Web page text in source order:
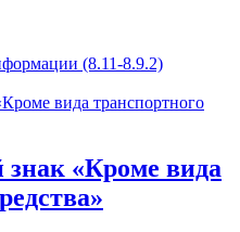
(8.11-8.9.2)
«Кроме вида